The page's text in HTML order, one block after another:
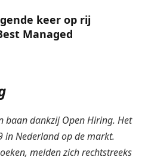
keer op rij
Managed
baan dankzij Open Hiring. Het
in Nederland op de markt.
melden zich rechtstreeks